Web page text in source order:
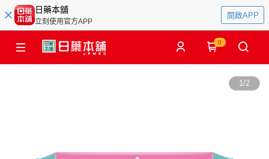
日藥本舖
立刻使用官方APP
開啟APP
0
1/2